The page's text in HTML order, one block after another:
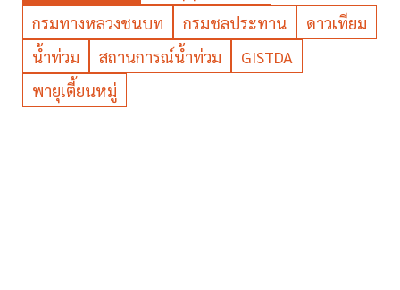
กรมทางหลวงชนบท
กรมชลประทาน
ดาวเทียม
น้ำท่วม
สถานการณ์น้ำท่วม
GISTDA
พายุเตี้ยนหมู่